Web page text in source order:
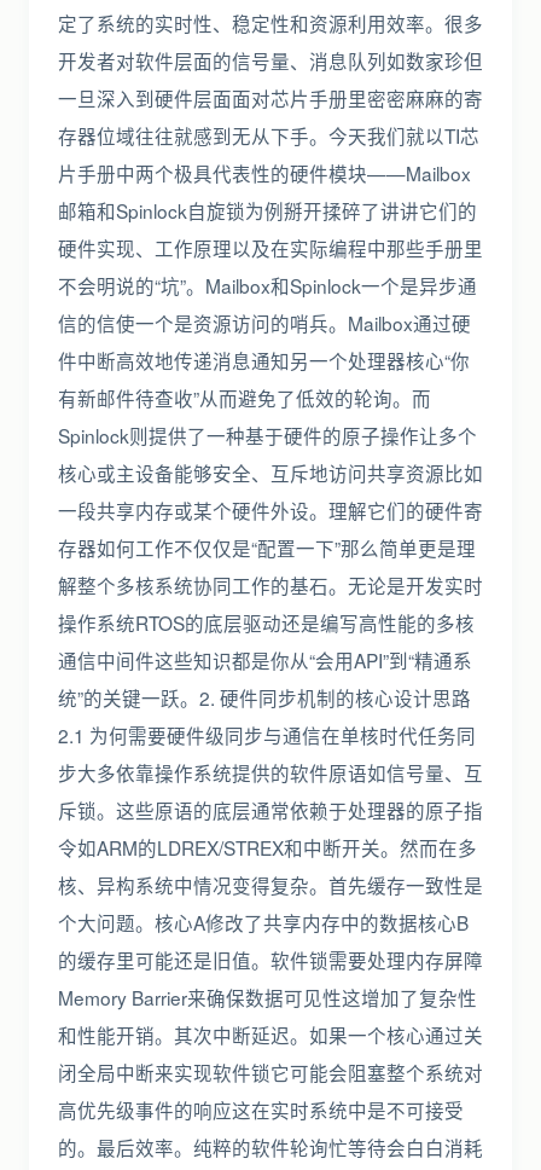
定了系统的实时性、稳定性和资源利用效率。很多
开发者对软件层面的信号量、消息队列如数家珍但
一旦深入到硬件层面面对芯片手册里密密麻麻的寄
存器位域往往就感到无从下手。今天我们就以TI芯
片手册中两个极具代表性的硬件模块——Mailbox
邮箱和Spinlock自旋锁为例掰开揉碎了讲讲它们的
硬件实现、工作原理以及在实际编程中那些手册里
不会明说的“坑”。Mailbox和Spinlock一个是异步通
信的信使一个是资源访问的哨兵。Mailbox通过硬
件中断高效地传递消息通知另一个处理器核心“你
有新邮件待查收”从而避免了低效的轮询。而
Spinlock则提供了一种基于硬件的原子操作让多个
核心或主设备能够安全、互斥地访问共享资源比如
一段共享内存或某个硬件外设。理解它们的硬件寄
存器如何工作不仅仅是“配置一下”那么简单更是理
解整个多核系统协同工作的基石。无论是开发实时
操作系统RTOS的底层驱动还是编写高性能的多核
通信中间件这些知识都是你从“会用API”到“精通系
统”的关键一跃。2. 硬件同步机制的核心设计思路
2.1 为何需要硬件级同步与通信在单核时代任务同
步大多依靠操作系统提供的软件原语如信号量、互
斥锁。这些原语的底层通常依赖于处理器的原子指
令如ARM的LDREX/STREX和中断开关。然而在多
核、异构系统中情况变得复杂。首先缓存一致性是
个大问题。核心A修改了共享内存中的数据核心B
的缓存里可能还是旧值。软件锁需要处理内存屏障
Memory Barrier来确保数据可见性这增加了复杂性
和性能开销。其次中断延迟。如果一个核心通过关
闭全局中断来实现软件锁它可能会阻塞整个系统对
高优先级事件的响应这在实时系统中是不可接受
的。最后效率。纯粹的软件轮询忙等待会白白消耗